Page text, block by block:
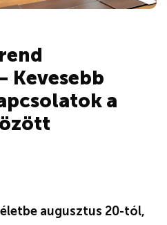
a
augusztus 20-tól,